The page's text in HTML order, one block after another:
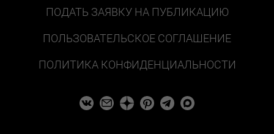
ПОДАТЬ ЗАЯВКУ НА ПУБЛИКАЦИЮ
ПОЛЬЗОВАТЕЛЬСКОЕ СОГЛАШЕНИЕ
ПОЛИТИКА КОНФИДЕНЦИАЛЬНОСТИ